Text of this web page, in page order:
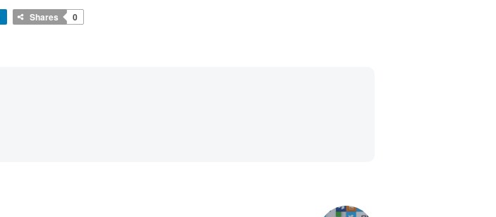
Shares 0